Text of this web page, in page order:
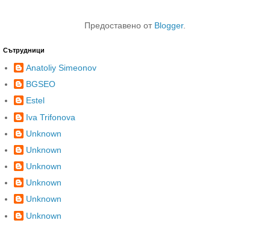
Предоставено от Blogger.
Сътрудници
Anatoliy Simeonov
BGSEO
Estel
Iva Trifonova
Unknown
Unknown
Unknown
Unknown
Unknown
Unknown